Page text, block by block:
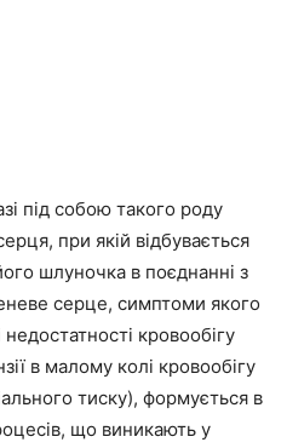
під собою такого роду
при якій відбувається
шлуночка в поєднанні з
серце, симптоми якого
кровообігу
в малому колі кровообігу
тиску), формується в
що виникають у